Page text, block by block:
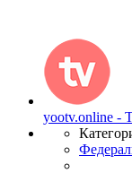
yootv.online -